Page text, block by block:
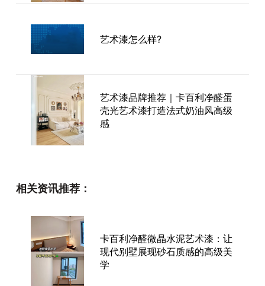
艺术漆怎么样?
艺术漆品牌推荐｜卡百利净醛蛋
壳光艺术漆打造法式奶油风高级
感
2026艺术涂料加盟全攻略：卡
百利“六大免费”扶持与净醛科技
如何定义行业新标杆？
相关资讯推荐：
卡百利净醛微晶水泥艺术漆：让
现代别墅展现砂石质感的高级美
学